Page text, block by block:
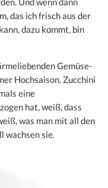
Und wenn dann
das ich frisch aus der
dazu kommt, bin
Gemüse-
Hochsaison. Zucchini
eine
hat, weiß, dass
was man mit all den
wachsen sie.